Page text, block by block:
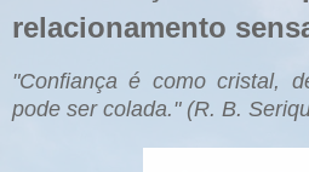
relacionamento
"Confiança é como cristal,
pode ser colada." (R. B.